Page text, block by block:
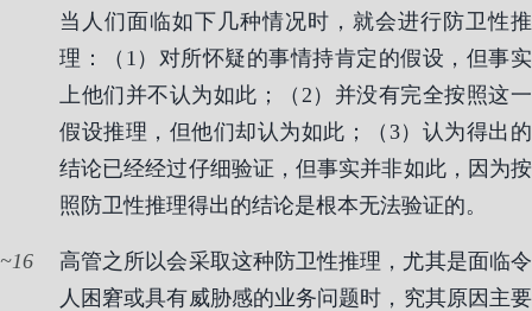
当人们面临如下几种情况时，就会进行防卫性推
理：（1）对所怀疑的事情持肯定的假设，但事实
上他们并不认为如此；（2）并没有完全按照这一
假设推理，但他们却认为如此；（3）认为得出的
结论已经经过仔细验证，但事实并非如此，因为按
照防卫性推理得出的结论是根本无法验证的。
16
高管之所以会采取这种防卫性推理，尤其是面临令
人困窘或具有威胁感的业务问题时，究其原因主要